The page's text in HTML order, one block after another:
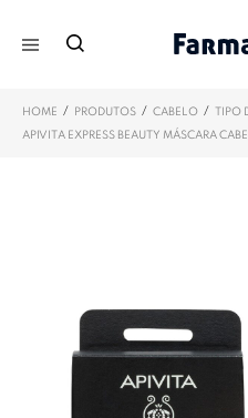
HOME / PRODUTOS / CABELO / TIPO
APIVITA EXPRESS BEAUTY MÁSCARA